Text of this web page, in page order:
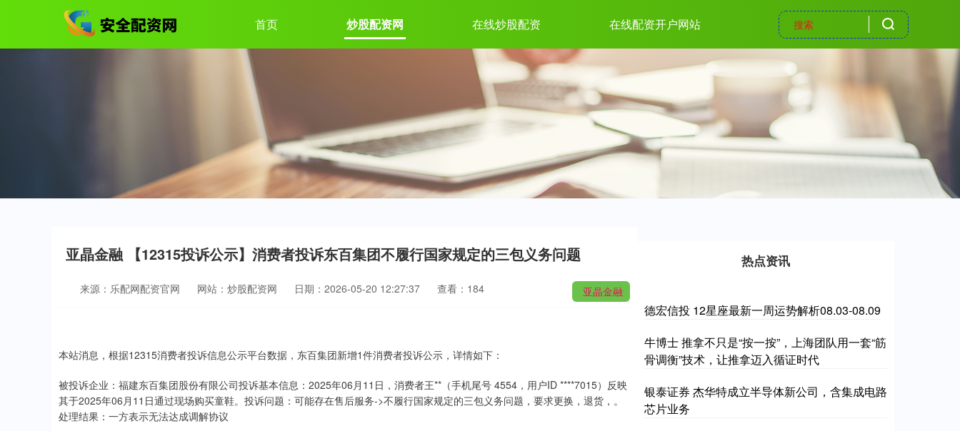
首页 炒股配资网 在线炒股配资 在线配资开户网站
亚晶金融 【12315投诉公示】消费者投诉东百集团不履行国家规定的三包义务问题
亚晶金融
来源：乐配网配资官网 网站：炒股配资网 日期：2026-05-20 12:27:37 查看：184
本站消息，根据12315消费者投诉信息公示平台数据，东百集团新增1件消费者投诉公示，详情如下：
被投诉企业：福建东百集团股份有限公司投诉基本信息：2025年06月11日，消费者王**（手机尾号 4554，用户ID ****7015）反映
其于2025年06月11日通过现场购买童鞋。投诉问题：可能存在售后服务->不履行国家规定的三包义务问题，要求更换，退货，。
处理结果：一方表示无法达成调解协议
热点资讯
德宏信投 12星座最新一周运势解析08.03-08.09
牛博士 推拿不只是“按一按”，上海团队用一套“筋
骨调衡”技术，让推拿迈入循证时代
银泰证券 杰华特成立半导体新公司，含集成电路
芯片业务